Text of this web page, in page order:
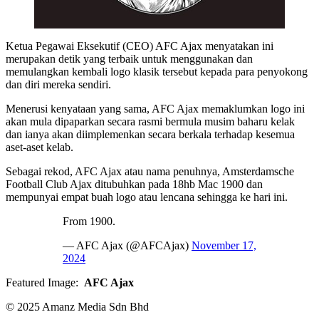
Ketua Pegawai Eksekutif (CEO) AFC Ajax menyatakan ini
merupakan detik yang terbaik untuk menggunakan dan
memulangkan kembali logo klasik tersebut kepada para penyokong
dan diri mereka sendiri.
Menerusi kenyataan yang sama, AFC Ajax memaklumkan logo ini
akan mula dipaparkan secara rasmi bermula musim baharu kelak
dan ianya akan diimplemenkan secara berkala terhadap kesemua
aset-aset kelab.
Sebagai rekod, AFC Ajax atau nama penuhnya, Amsterdamsche
Football Club Ajax ditubuhkan pada 18hb Mac 1900 dan
mempunyai empat buah logo atau lencana sehingga ke hari ini.
From 1900.
— AFC Ajax (@AFCAjax) November 17,
2024
Featured Image: AFC Ajax
© 2025 Amanz Media Sdn Bhd